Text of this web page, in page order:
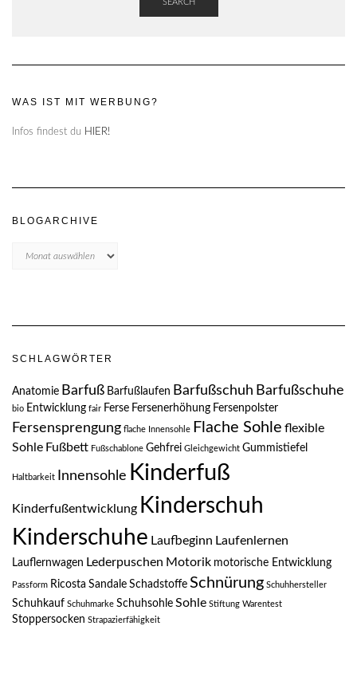
SEARCH
WAS IST MIT WERBUNG?
Infos findest du HIER!
BLOGARCHIVE
SCHLAGWÖRTER
Anatomie Barfuß Barfußlaufen Barfußschuh Barfußschuhe
bio Entwicklung fair Ferse Fersenerhöhung Fersenpolster
Fersensprengung flache Innensohle Flache Sohle flexible
Sohle Fußbett Fußschablone Gehfrei Gleichgewicht Gummistiefel
Haltbarkeit Innensohle Kinderfuß
Kinderfußentwicklung Kinderschuh
Kinderschuhe Laufbeginn Laufenlernen
Lauflernwagen Lederpuschen Motorik motorische Entwicklung
Passform Ricosta Sandale Schadstoffe Schnürung Schuhhersteller
Schuhkauf Schuhmarke Schuhsohle Sohle Stiftung Warentest
Stoppersocken Strapazierfähigkeit